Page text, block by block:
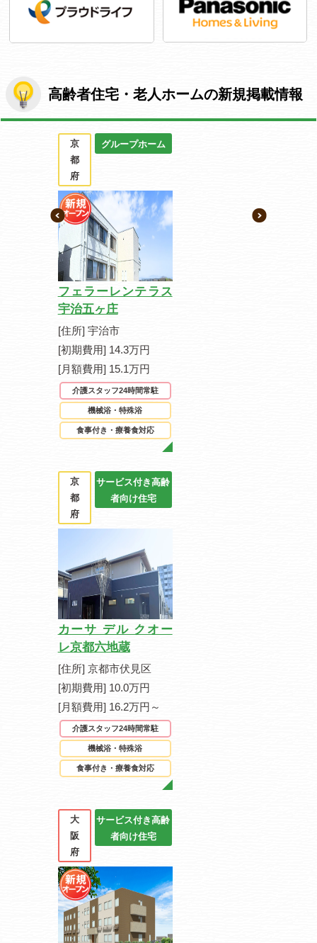
高齢者住宅・老人ホームの新規掲載情報
京
都
府
グループホーム
フェラーレンテラス
宇治五ヶ庄
[住所] 宇治市
[初期費用] 14.3万円
[月額費用] 15.1万円
介護スタッフ24時間常駐
機械浴・特殊浴
食事付き・療養食対応
京
都
府
サービス付き高齢
者向け住宅
カーサ デル クオー
レ京都六地蔵
[住所] 京都市伏見区
[初期費用] 10.0万円
[月額費用] 16.2万円～
介護スタッフ24時間常駐
機械浴・特殊浴
食事付き・療養食対応
大
阪
府
サービス付き高齢
者向け住宅